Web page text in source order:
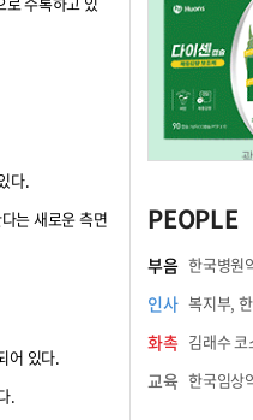
다.
는 새로운 측면
어 있다.
.
PEOPLE
부음
인사
화촉 김래수
교육